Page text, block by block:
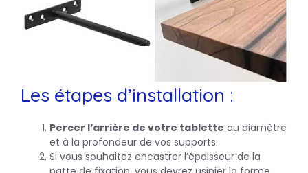
Les étapes d’installation :
Percer l’arrière de votre tablette au diamètre
et à la profondeur de vos supports.
Si vous souhaitez encastrer l’épaisseur de la